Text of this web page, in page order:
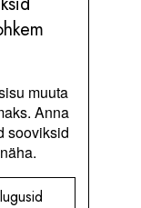
muuta
Anna
sooviksid